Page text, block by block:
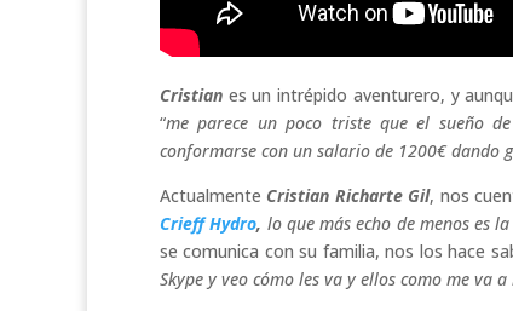
Cristian es un intrépido aventurero, y
“me parece un poco triste que el sueño
conformarse con un salario de 1200€ dando
Actualmente Cristian Richarte Gil, nos
Crieff Hydro, lo que más echo de menos es
se comunica con su familia, nos los hace
Skype y veo cómo les va y ellos como me va a